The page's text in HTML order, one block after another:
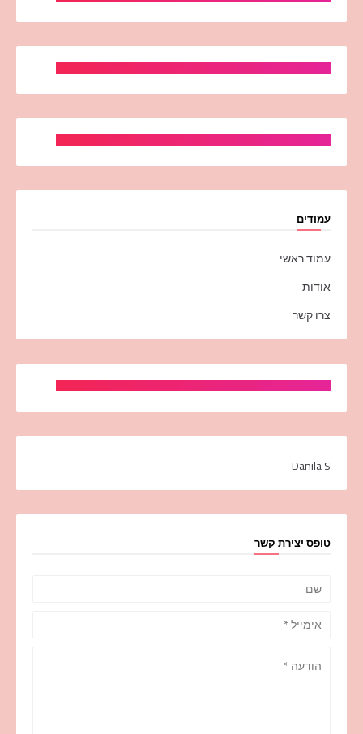
עמודים
עמוד ראשי
אודות
צרו קשר
Danila S
טופס יצירת קשר